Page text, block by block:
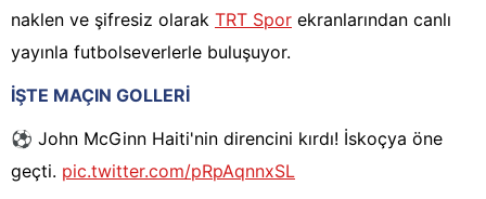
naklen ve şifresiz olarak TRT Spor ekranlarından canlı
yayınla futbolseverlerle buluşuyor.
İŞTE MAÇIN GOLLERİ
⚽️ John McGinn Haiti'nin direncini kırdı! İskoçya öne
geçti. pic.twitter.com/pRpAqnnxSL